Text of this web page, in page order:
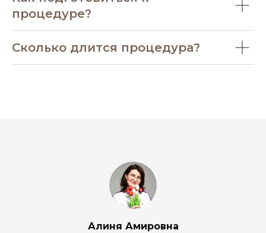
процедуре?
Сколько длится процедура?
Алиня Амировна